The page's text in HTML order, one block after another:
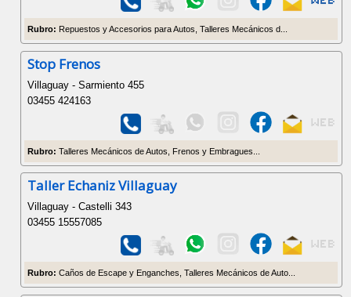
Rubro: Repuestos y Accesorios para Autos, Talleres Mecánicos d...
Stop Frenos
Villaguay - Sarmiento 455
03455 424163
Rubro: Talleres Mecánicos de Autos, Frenos y Embragues...
Taller Echaniz Villaguay
Villaguay - Castelli 343
03455 15557085
Rubro: Caños de Escape y Enganches, Talleres Mecánicos de Auto...